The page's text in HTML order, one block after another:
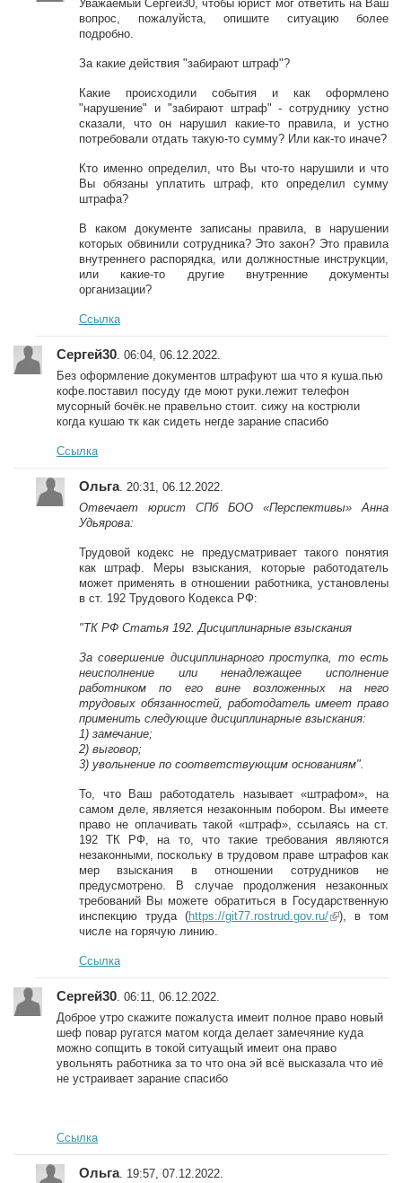
Уважаемый Сергей30, чтобы юрист мог ответить на Ваш
вопрос, пожалуйста, опишите ситуацию более
подробно.
За какие действия "забирают штраф"?
Какие происходили события и как оформлено
"нарушение" и "забирают штраф" - сотруднику устно
сказали, что он нарушил какие-то правила, и устно
потребовали отдать такую-то сумму? Или как-то иначе?
Кто именно определил, что Вы что-то нарушили и что
Вы обязаны уплатить штраф, кто определил сумму
штрафа?
В каком документе записаны правила, в нарушении
которых обвинили сотрудника? Это закон? Это правила
внутреннего распорядка, или должностные инструкции,
или какие-то другие внутренние документы
организации?
Ссылка
Сергей30 . 06:04, 06.12.2022.
Без оформление документов штрафуют ша что я куша.пью
кофе.поставил посуду где моют руки.лежит телефон
мусорный бочёк.не правельно стоит. сижу на кострюли
когда кушаю тк как сидеть негде зарание спасибо
Ссылка
Ольга. 20:31, 06.12.2022.
Отвечает юрист СПб БОО «Перспективы» Анна
Удьярова:
Трудовой кодекс не предусматривает такого понятия
как штраф. Меры взыскания, которые работодатель
может применять в отношении работника, установлены
в ст. 192 Трудового Кодекса РФ:
"ТК РФ Статья 192. Дисциплинарные взыскания
За совершение дисциплинарного проступка, то есть
неисполнение или ненадлежащее исполнение
работником по его вине возложенных на него
трудовых обязанностей, работодатель имеет право
применить следующие дисциплинарные взыскания:
1) замечание;
2) выговор;
3) увольнение по соответствующим основаниям".
То, что Ваш работодатель называет «штрафом», на
самом деле, является незаконным побором. Вы имеете
право не оплачивать такой «штраф», ссылаясь на ст.
192 ТК РФ, на то, что такие требования являются
незаконными, поскольку в трудовом праве штрафов как
мер взыскания в отношении сотрудников не
предусмотрено. В случае продолжения незаконных
требований Вы можете обратиться в Государственную
инспекцию труда (https://git77.rostrud.gov.ru/(link is
), в том
числе на горячую линию.
Ссылка
Сергей30 . 06:11, 06.12.2022.
Доброе утро скажите пожалуста имеит полное право новый
шеф повар ругатся матом когда делает замечяние куда
можно сопщить в токой ситуащый имеит она право
увольнять работника за то что она эй всё высказала что иё
не устраивает зарание спасибо
Ссылка
Ольга. 19:57, 07.12.2022.